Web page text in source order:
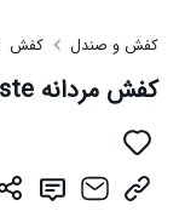
کفش و صندل کفش
کفش مردانه Lacoste مدل Balten (جگری)